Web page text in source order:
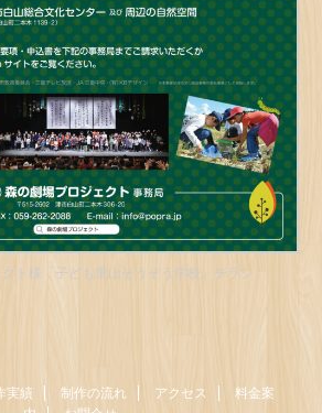
ト様「子ども里山そうぞう学校」チラシ
実績 制作の流れ アクセス
料金案